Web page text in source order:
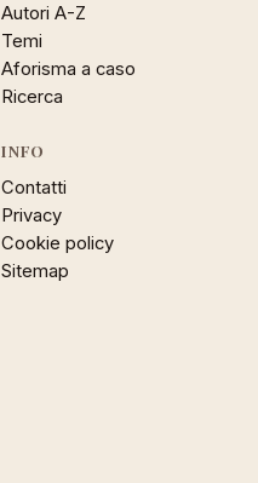
Autori A-Z
Temi
Aforisma a caso
Ricerca
INFO
Contatti
Privacy
Cookie policy
Sitemap